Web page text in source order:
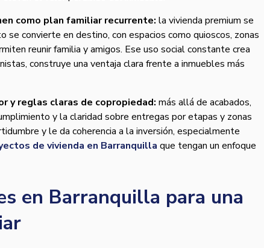
como plan familiar recurrente: la vivienda premium se
se convierte en destino, con espacios como quioscos, zonas
reunir familia y amigos. Ese uso social constante crea
construye una ventaja clara frente a inmuebles más
y reglas claras de copropiedad: más allá de acabados,
y la claridad sobre entregas por etapas y zonas
y le da coherencia a la inversión, especialmente
de vivienda en Barranquilla que tengan un enfoque
en Barranquilla para una